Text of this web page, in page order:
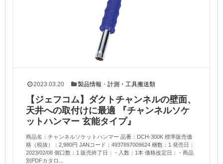
2023.03.20 製品情報 ・計測・工具搬送類
【ジェフコム】ダクトチャンネルの壁面、
天井への取付けに最適 『チャンネルソケ
ットハンマー 玄能タイプ』
商品名：チャンネルソケットハンマー 品番：DCH-300K 標準販売価
格（税抜）：2,980円 JANコード：4937897009624 梱数：1 発売日：
2023/02/08 個口数：1 販売終了日： - 入数：1本 価格改定日： - 商品
別PDFカタロ...